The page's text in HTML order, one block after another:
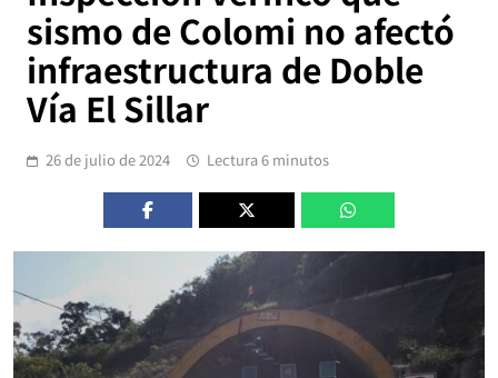
sismo de Colomi no afectó
infraestructura de Doble
Vía El Sillar
26 de julio de 2024 Lectura 6 minutos